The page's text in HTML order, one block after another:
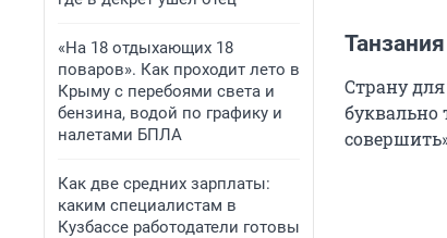
«На 18 отдыхающих 18
поваров». Как проходит лето в
Крыму с перебоями света и
бензина, водой по графику и
налетами БПЛА
Как две средних зарплаты:
каким специалистам в
Кузбассе работодатели готовы
Страну
буквально